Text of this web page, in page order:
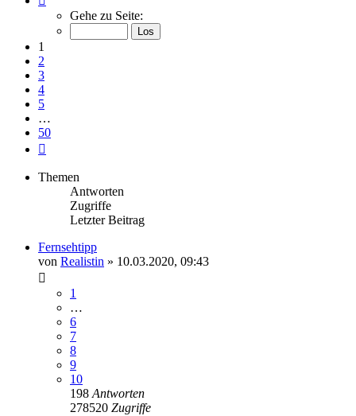
von
Gehe zu Seite:
1
2
3
4
5
…
50
Themen
Antworten
Zugriffe
Letzter Beitrag
Fernsehtipp
von Realistin » 10.03.2020, 09:43
1
…
6
7
8
9
10
198 Antworten
278520 Zugriffe